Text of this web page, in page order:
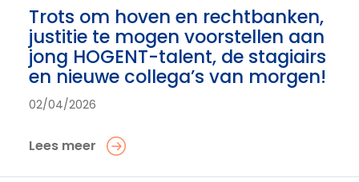
Trots om hoven en rechtbanken,
justitie te mogen voorstellen aan
jong HOGENT-talent, de stagiairs
en nieuwe collega’s van morgen!
02/04/2026
Lees meer